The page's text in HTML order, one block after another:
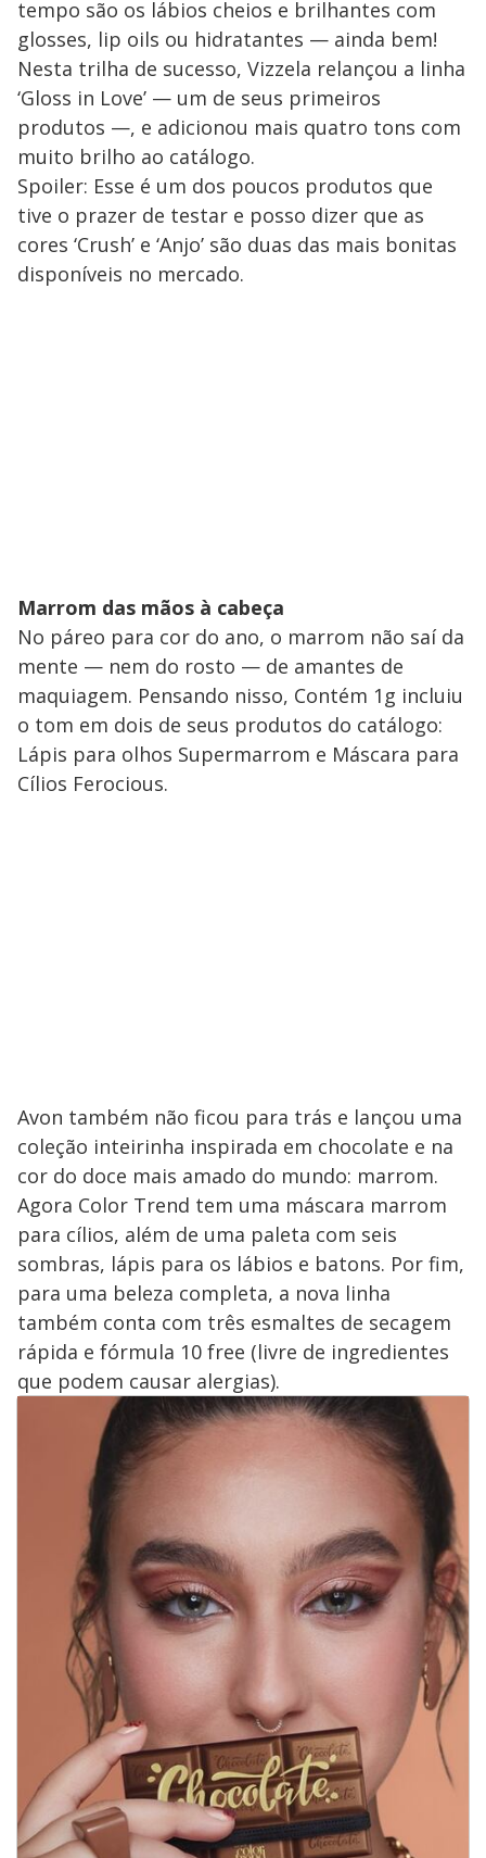
tempo são os lábios cheios e brilhantes com
glosses, lip oils ou hidratantes — ainda bem!
Nesta trilha de sucesso, Vizzela relançou a linha
‘Gloss in Love’ — um de seus primeiros
produtos —, e adicionou mais quatro tons com
muito brilho ao catálogo.
Spoiler: Esse é um dos poucos produtos que
tive o prazer de testar e posso dizer que as
cores ‘Crush’ e ‘Anjo’ são duas das mais bonitas
disponíveis no mercado.
Marrom das mãos à cabeça
No páreo para cor do ano, o marrom não saí da
mente — nem do rosto — de amantes de
maquiagem. Pensando nisso, Contém 1g incluiu
o tom em dois de seus produtos do catálogo:
Lápis para olhos Supermarrom e Máscara para
Cílios Ferocious.
Avon também não ficou para trás e lançou uma
coleção inteirinha inspirada em chocolate e na
cor do doce mais amado do mundo: marrom.
Agora Color Trend tem uma máscara marrom
para cílios, além de uma paleta com seis
sombras, lápis para os lábios e batons. Por fim,
para uma beleza completa, a nova linha
também conta com três esmaltes de secagem
rápida e fórmula 10 free (livre de ingredientes
que podem causar alergias).